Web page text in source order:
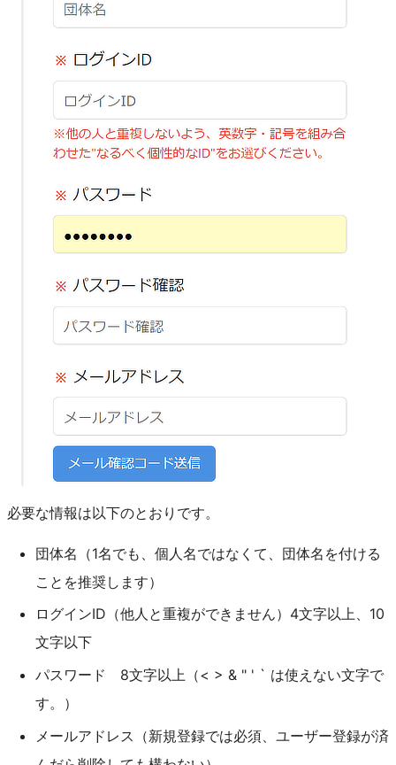
必要な情報は以下のとおりです。
団体名（1名でも、個人名ではなくて、団体名を付ける
ことを推奨します）
ログインID（他人と重複ができません）4文字以上、10
文字以下
パスワード 8文字以上（< > & " ' ` は使えない文字で
す。）
メールアドレス（新規登録では必須、ユーザー登録が済